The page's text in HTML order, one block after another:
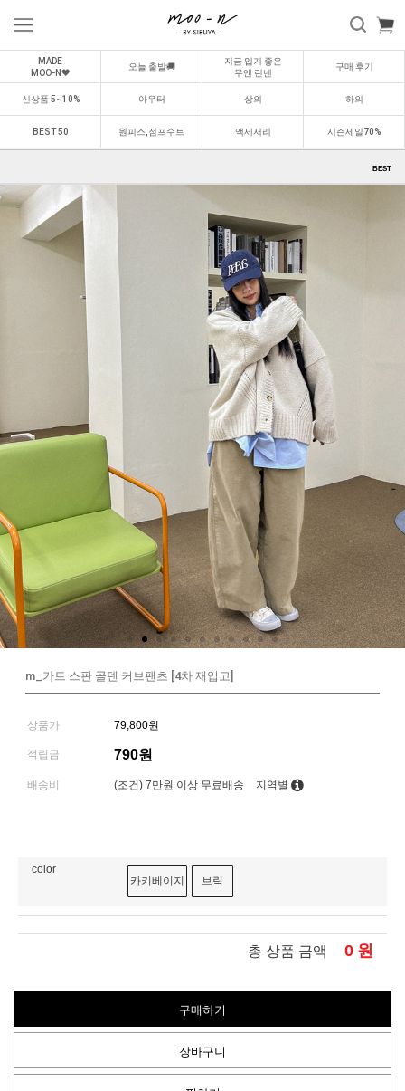
MADE
MOO-N🖤
오늘 출발🚚
지금 입기 좋은
무엔 린넨
구매 후기
신상품 5~10% 아우터 상의 하의
BEST 50 원피스,점프수트 액세서리 시즌세일70%
BEST
m_가트 스판 골덴 커브팬츠 [4차 재입고]
상품가 79,800원
적립금 790원
배송비 (조건) 7만원 이상 무료배송 지역별
color
카키베이지
브릭
총 상품 금액 0 원
구매하기
장바구니